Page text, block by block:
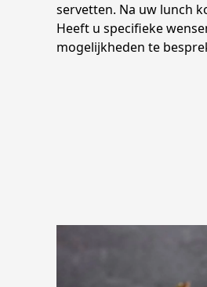
servetten. Na uw lunch
Heeft u specifieke
mogelijkheden te